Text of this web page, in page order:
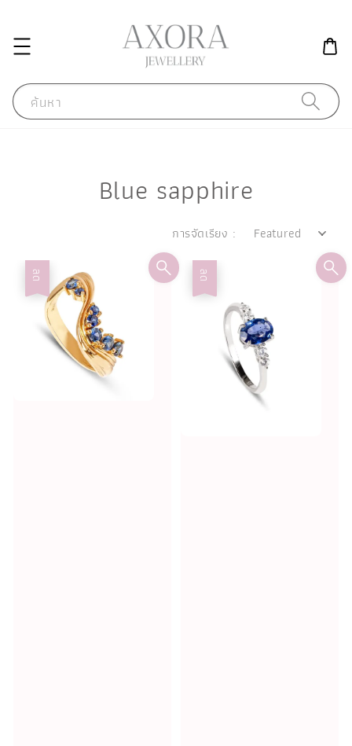
ค้นหา
Blue sapphire
การจัดเรียง :
ลด ลด